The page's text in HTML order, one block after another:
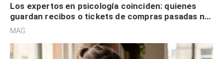
Los expertos en psicología coinciden: quienes
guardan recibos o tickets de compras pasadas no
son acumuladores, sino que tienen necesidad de
MAG.